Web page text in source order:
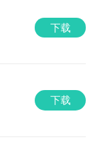
下载
下载